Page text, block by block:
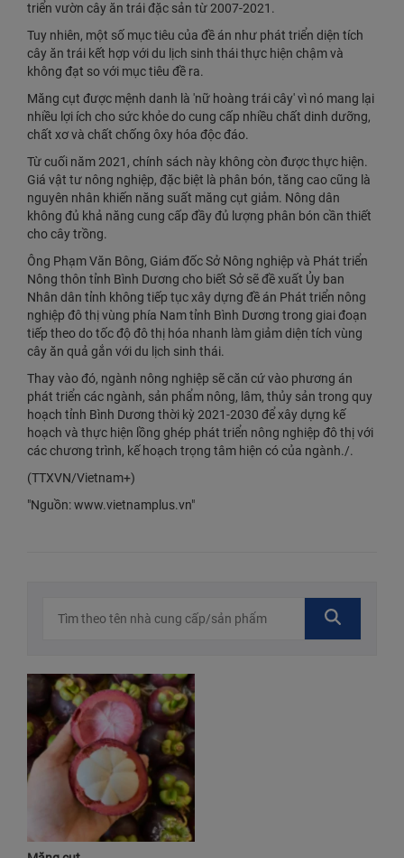
triển vườn cây ăn trái đặc sản từ 2007-2021.
Tuy nhiên, một số mục tiêu của đề án như phát triển diện tích
cây ăn trái kết hợp với du lịch sinh thái thực hiện chậm và
không đạt so với mục tiêu đề ra.
Măng cụt được mệnh danh là 'nữ hoàng trái cây' vì nó mang lại
nhiều lợi ích cho sức khỏe do cung cấp nhiều chất dinh dưỡng,
chất xơ và chất chống ôxy hóa độc đáo.
Từ cuối năm 2021, chính sách này không còn được thực hiện.
Giá vật tư nông nghiệp, đặc biệt là phân bón, tăng cao cũng là
nguyên nhân khiến năng suất măng cụt giảm. Nông dân
không đủ khả năng cung cấp đầy đủ lượng phân bón cần thiết
cho cây trồng.
Ông Phạm Văn Bông, Giám đốc Sở Nông nghiệp và Phát triển
Nông thôn tỉnh Bình Dương cho biết Sở sẽ đề xuất Ủy ban
Nhân dân tỉnh không tiếp tục xây dựng đề án Phát triển nông
nghiệp đô thị vùng phía Nam tỉnh Bình Dương trong giai đoạn
tiếp theo do tốc độ đô thị hóa nhanh làm giảm diện tích vùng
cây ăn quả gắn với du lịch sinh thái.
Thay vào đó, ngành nông nghiệp sẽ căn cứ vào phương án
phát triển các ngành, sản phẩm nông, lâm, thủy sản trong quy
hoạch tỉnh Bình Dương thời kỳ 2021-2030 để xây dựng kế
hoạch và thực hiện lồng ghép phát triển nông nghiệp đô thị với
các chương trình, kế hoạch trọng tâm hiện có của ngành./.
(TTXVN/Vietnam+)
"Nguồn: www.vietnamplus.vn"